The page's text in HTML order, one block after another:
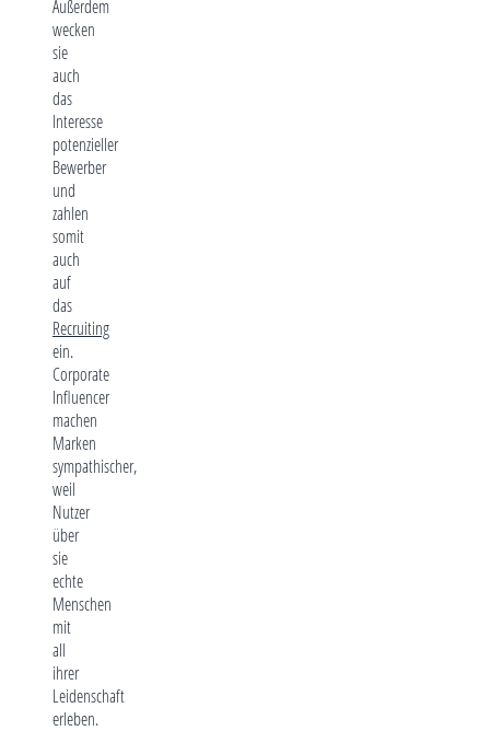
Außerdem
wecken
sie
auch
das
Interesse
potenzieller
Bewerber
und
zahlen
somit
auch
auf
das
Recruiting
ein.
Corporate
Influencer
machen
Marken
sympathischer,
weil
Nutzer
über
sie
echte
Menschen
mit
all
ihrer
Leidenschaft
erleben.